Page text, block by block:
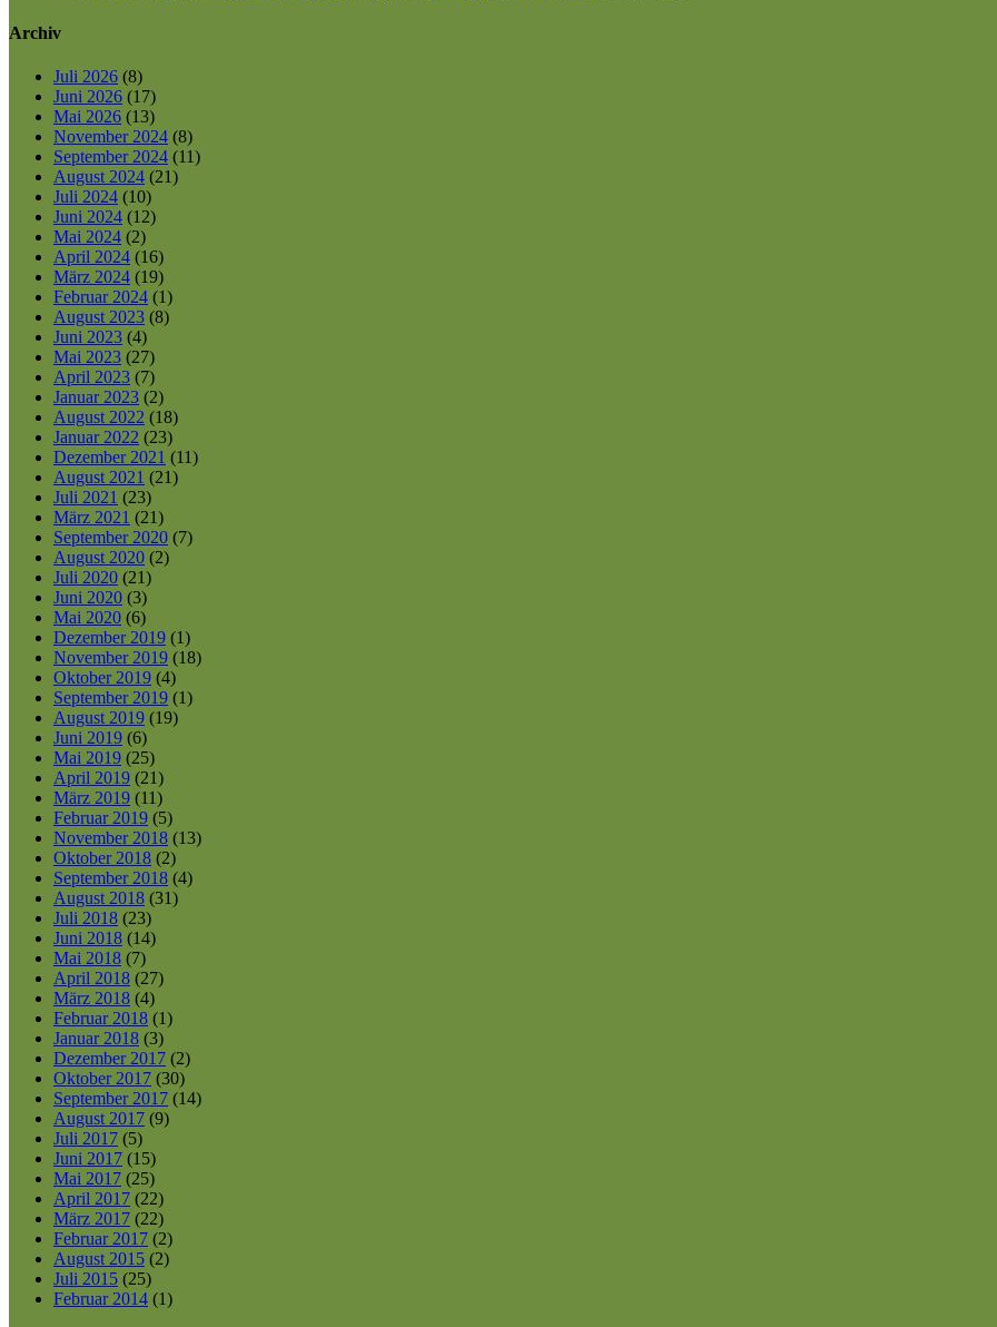
Archiv
Juli 2026 (8)
Juni 2026 (17)
Mai 2026 (13)
November 2024 (8)
September 2024 (11)
August 2024 (21)
Juli 2024 (10)
Juni 2024 (12)
Mai 2024 (2)
April 2024 (16)
März 2024 (19)
Februar 2024 (1)
August 2023 (8)
Juni 2023 (4)
Mai 2023 (27)
April 2023 (7)
Januar 2023 (2)
August 2022 (18)
Januar 2022 (23)
Dezember 2021 (11)
August 2021 (21)
Juli 2021 (23)
März 2021 (21)
September 2020 (7)
August 2020 (2)
Juli 2020 (21)
Juni 2020 (3)
Mai 2020 (6)
Dezember 2019 (1)
November 2019 (18)
Oktober 2019 (4)
September 2019 (1)
August 2019 (19)
Juni 2019 (6)
Mai 2019 (25)
April 2019 (21)
März 2019 (11)
Februar 2019 (5)
November 2018 (13)
Oktober 2018 (2)
September 2018 (4)
August 2018 (31)
Juli 2018 (23)
Juni 2018 (14)
Mai 2018 (7)
April 2018 (27)
März 2018 (4)
Februar 2018 (1)
Januar 2018 (3)
Dezember 2017 (2)
Oktober 2017 (30)
September 2017 (14)
August 2017 (9)
Juli 2017 (5)
Juni 2017 (15)
Mai 2017 (25)
April 2017 (22)
März 2017 (22)
Februar 2017 (2)
August 2015 (2)
Juli 2015 (25)
Februar 2014 (1)